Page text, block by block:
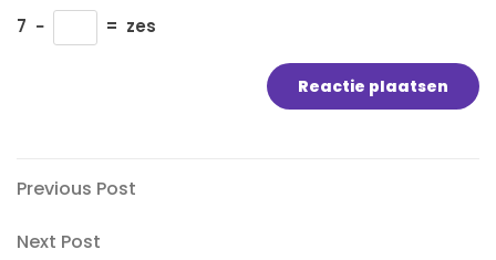
7 − = zes
Bericht
navigatie
Previous
Previous Post
Next
Next Post